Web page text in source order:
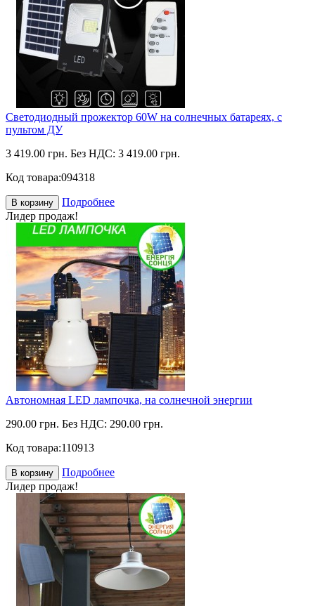
Светодиодный прожектор 60W на солнечных батареях, с
пультом ДУ
3 419.00 грн. Без НДС: 3 419.00 грн.
Код товара:094318
В корзину
Подробнее
Лидер продаж!
Автономная LED лампочка, на солнечной энергии
290.00 грн. Без НДС: 290.00 грн.
Код товара:110913
В корзину
Подробнее
Лидер продаж!